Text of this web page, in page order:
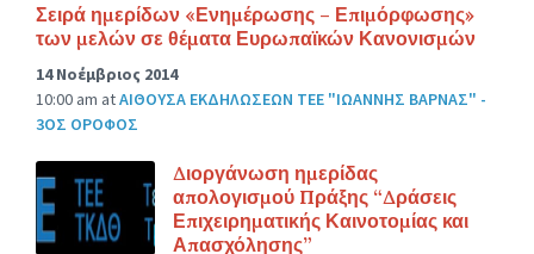
Σειρά ημερίδων «Ενημέρωσης – Επιμόρφωσης»
των μελών σε θέματα Ευρωπαϊκών Κανονισμών
14 Νοέμβριος 2014
10:00 am atΑΙΘΟΥΣΑ ΕΚΔΗΛΩΣΕΩΝ ΤΕΕ "ΙΩΑΝΝΗΣ ΒΑΡΝΑΣ" -
3ΟΣ ΟΡΟΦΟΣ
Διοργάνωση ημερίδας
απολογισμού Πράξης “Δράσεις
Επιχειρηματικής Καινοτομίας και
Απασχόλησης”